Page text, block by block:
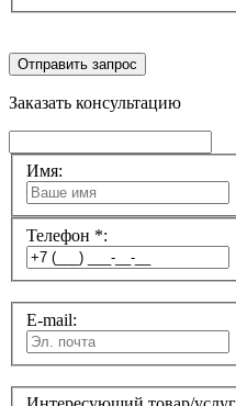
Отправить запрос
Заказать консультацию
Имя:
Телефон *:
E-mail: